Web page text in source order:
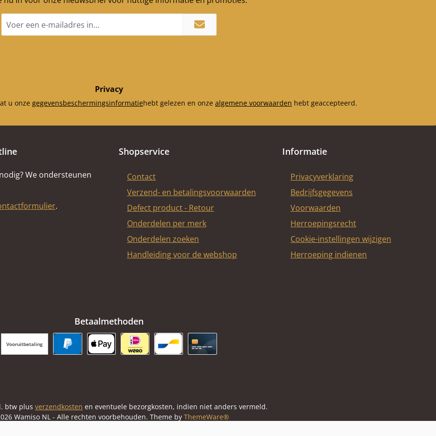
mailadres
Privacy
u onze gegevensbeschermingsinformatiehebt gelezen en onze algemene voorwaarden hebt geaccepteerd.
We ondersteunen
.
Shopservice
Contact
Verzend- en betalingsvoorwaarden
Defect product - Retour
Onderdelen per merk
Onderdelen zoeken
Handleiding voor de webshop
Informatie
Privacyverklaring
Bedrijfsgegevens
Voorwaarden
Herroepingsrecht
Cookie-instellingen wijzigen
Herroeping indienen
Betaalmethoden
Vooruitbetaling
btw plus verzendkosten en eventuele bezorgkosten, indien niet anders vermeld.
Wamiso NL - Alle rechten voorbehouden. Theme by ThemeWare®